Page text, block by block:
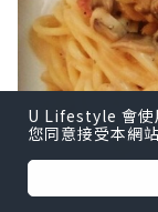
U Lifestyle 會使
您同意接受本網